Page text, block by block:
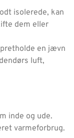
isolerede, kan
dem eller
en jævn
luft,
inde og ude.
varmeforbrug.